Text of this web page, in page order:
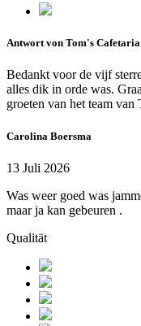
Antwort von Tom's Cafetaria
Bedankt voor de vijf
alles dik in orde was.
groeten van het team van
Carolina Boersma
13 Juli 2026
Was weer goed was
maar ja kan gebeuren .
Qualität